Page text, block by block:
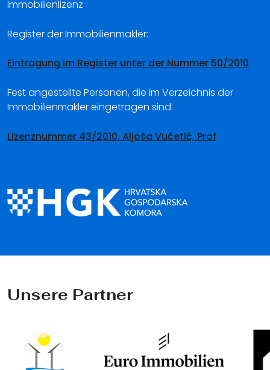
Immobilienlizenz
Register der Immobilienmakler:
Eintragung im Register unter der Nummer 50/2010
Fest angestellte Personen, die im Verzeichnis der
Immobilienmakler eingetragen sind:
Lizenznummer 43/2010, Aljoša Vučetić, Prof
Unsere Partner